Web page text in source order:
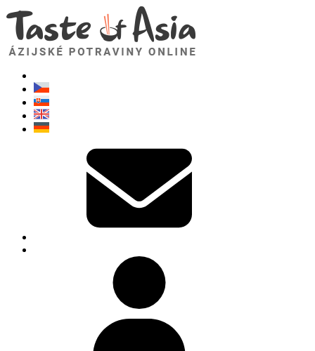
TasteOfAsia.sk
Neváhajte sa opýtať. Som tu pre vás!